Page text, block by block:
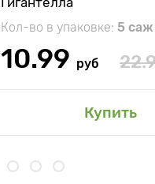
Кол-во в упаковке: 5 саж
10.99 руб
Купить